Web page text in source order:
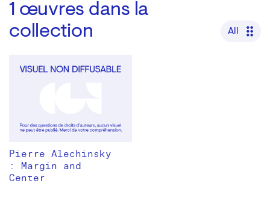
1 œuvres dans la
collection
All
Pierre Alechinsky
: Margin and
Center